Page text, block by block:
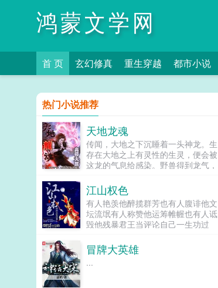
鸿蒙文学网
首 页 玄幻修真 重生穿越 都市小说
热门小说推荐
天地龙魂
传闻，大地之下沉睡着一头神龙。生
存在大地之上有灵性的生灵，便会被
这龙的气息给感染。野兽得到龙气，
野猪龙，可爱的水泡泡鱼龙兽。而
人，吸收到了龙的气息之后，为了守
护其他人类则会变成强大的龙战士。
他们自称龙裔，龙的传人！人们称呼
他们为龙玄。这个故事，就是讲龙
江山权色
有人艳羡他醉揽群芳也有人腹诽他文
坛流氓有人称赞他运筹帷幄也有人诋
毁他残暴君王当评论自己一生功过
煌，国祚永昌，汉魂不...
冒牌大英雄
...